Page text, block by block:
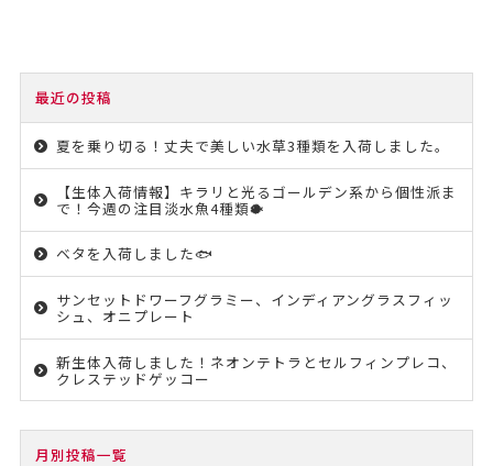
最近の投稿
夏を乗り切る！丈夫で美しい水草3種類を入荷しました。
【生体入荷情報】キラリと光るゴールデン系から個性派ま
で！今週の注目淡水魚4種類🐡
ベタを入荷しました🐟
サンセットドワーフグラミー、インディアングラスフィッ
シュ、オニプレート
新生体入荷しました！ネオンテトラとセルフィンプレコ、
クレステッドゲッコー
月別投稿一覧